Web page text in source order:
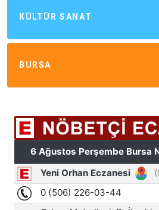
KÜLTÜR SANAT
BURSA